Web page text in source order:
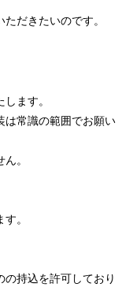
だきたいのです。
ます。
は常識の範囲でお願い
。
。
持込を許可しており